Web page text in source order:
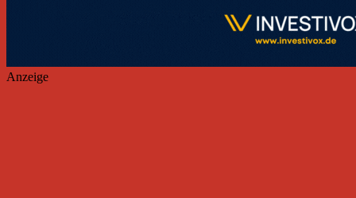
Anzeige